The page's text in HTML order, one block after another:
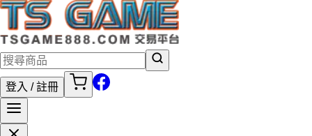
登入 / 註冊